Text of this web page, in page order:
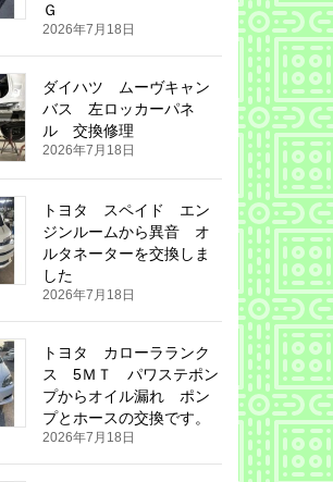
Ｇ
2026年7月18日
ダイハツ ムーヴキャン
バス 左ロッカーパネ
ル 交換修理
2026年7月18日
トヨタ スペイド エン
ジンルームから異音 オ
ルタネーターを交換しま
した
2026年7月18日
トヨタ カローラランク
ス 5ＭＴ パワステポン
プからオイル漏れ ポン
プとホースの交換です。
2026年7月18日